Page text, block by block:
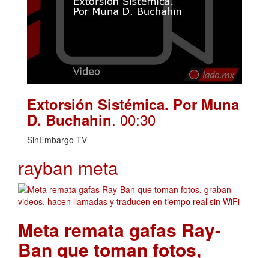
Extorsión Sistémica. Por Muna
D. Buchahin. 00:30
SinEmbargo TV
rayban meta
Meta remata gafas Ray-
Ban que toman fotos,